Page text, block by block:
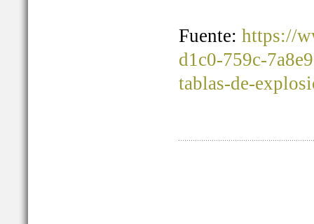
Fuente: https://
d1c0-759c-
tablas-de-